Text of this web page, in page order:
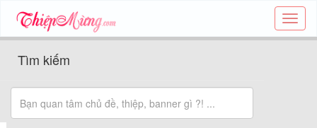
Tạo
thiệp
Tìm kiếm